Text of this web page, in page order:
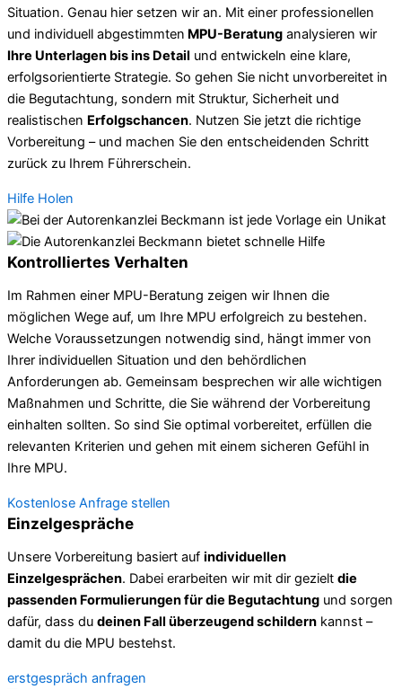
Situation. Genau hier setzen wir an. Mit einer professionellen
und individuell abgestimmten MPU-Beratung analysieren wir
Ihre Unterlagen bis ins Detail und entwickeln eine klare,
erfolgsorientierte Strategie. So gehen Sie nicht unvorbereitet in
die Begutachtung, sondern mit Struktur, Sicherheit und
realistischen Erfolgschancen. Nutzen Sie jetzt die richtige
Vorbereitung – und machen Sie den entscheidenden Schritt
zurück zu Ihrem Führerschein.
Hilfe Holen
Kontrolliertes Verhalten
Im Rahmen einer MPU-Beratung zeigen wir Ihnen die
möglichen Wege auf, um Ihre MPU erfolgreich zu bestehen.
Welche Voraussetzungen notwendig sind, hängt immer von
Ihrer individuellen Situation und den behördlichen
Anforderungen ab. Gemeinsam besprechen wir alle wichtigen
Maßnahmen und Schritte, die Sie während der Vorbereitung
einhalten sollten. So sind Sie optimal vorbereitet, erfüllen die
relevanten Kriterien und gehen mit einem sicheren Gefühl in
Ihre MPU.
Kostenlose Anfrage stellen
Einzelgespräche
Unsere Vorbereitung basiert auf individuellen
Einzelgesprächen. Dabei erarbeiten wir mit dir gezielt die
passenden Formulierungen für die Begutachtung und sorgen
dafür, dass du deinen Fall überzeugend schildern kannst –
damit du die MPU bestehst.
erstgespräch anfragen